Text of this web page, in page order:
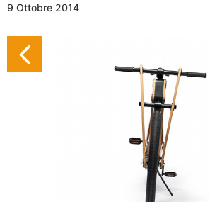
9 Ottobre 2014